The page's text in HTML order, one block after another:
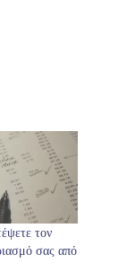
τον
σας από